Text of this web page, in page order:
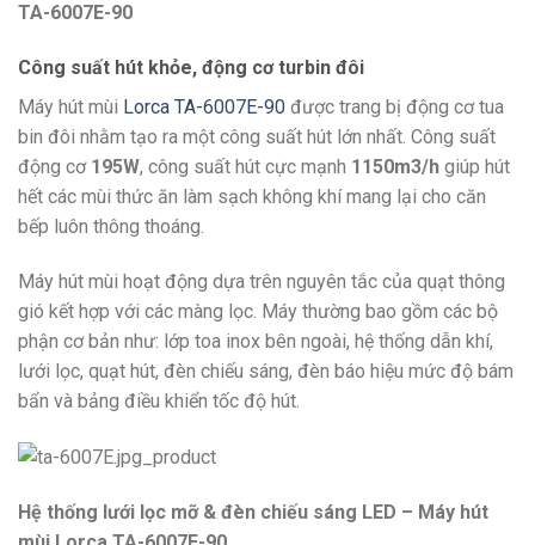
TA-6007E-90
Công suất hút khỏe, động cơ turbin đôi
Máy hút mùi Lorca TA-6007E-90 được trang bị động cơ tua
bin đôi nhằm tạo ra một công suất hút lớn nhất. Công suất
động cơ 195W, công suất hút cực mạnh 1150m3/h giúp hút
hết các mùi thức ăn làm sạch không khí mang lại cho căn
bếp luôn thông thoáng.
Máy hút mùi hoạt động dựa trên nguyên tắc của quạt thông
gió kết hợp với các màng lọc. Máy thường bao gồm các bộ
phận cơ bản như: lớp toa inox bên ngoài, hệ thống dẫn khí,
lưới lọc, quạt hút, đèn chiếu sáng, đèn báo hiệu mức độ bám
bẩn và bảng điều khiển tốc độ hút.
Hệ thống lưới lọc mỡ & đèn chiếu sáng LED – Máy hút